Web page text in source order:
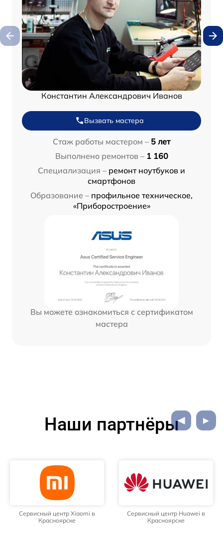
Константин Александрович Иванов
Вызвать мастера
Стаж работы мастером – 5 лет
Выполнено ремонтов – 1 160
Специализация – ремонт ноутбуков и
смартфонов
Образование – профильное техническое,
«Приборостроение»
Вы можете ознакомиться с сертификатом
мастера
Наши партнёры
Сервисный центр Xiaomi в
Красноярске
Сервисный центр Huawei в
Красноярске